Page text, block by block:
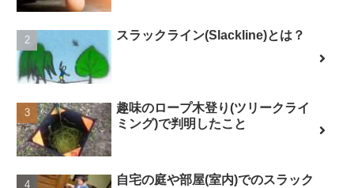
スラックライン(Slackline)とは？
趣味のロープ木登り(ツリークライ
ミング)で判明したこと
自宅の庭や部屋(室内)でのスラック